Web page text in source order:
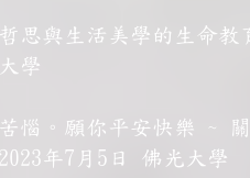
思與生活美學的生命
學
惱。願你平安快樂 ~
年7月5日 佛光大學